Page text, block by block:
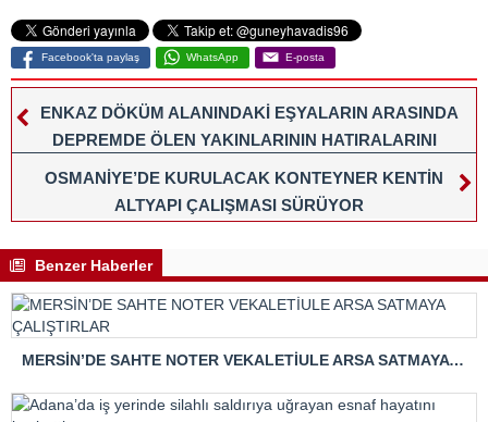
Facebook'ta paylaş WhatsApp E-posta
ENKAZ DÖKÜM ALANINDAKİ EŞYALARIN ARASINDA
DEPREMDE ÖLEN YAKINLARININ HATIRALARINI
OSMANİYE’DE KURULACAK KONTEYNER KENTİN
ALTYAPI ÇALIŞMASI SÜRÜYOR
Benzer Haberler
MERSİN’DE SAHTE NOTER VEKALETİULE ARSA SATMAYA ÇALIŞTIRLAR